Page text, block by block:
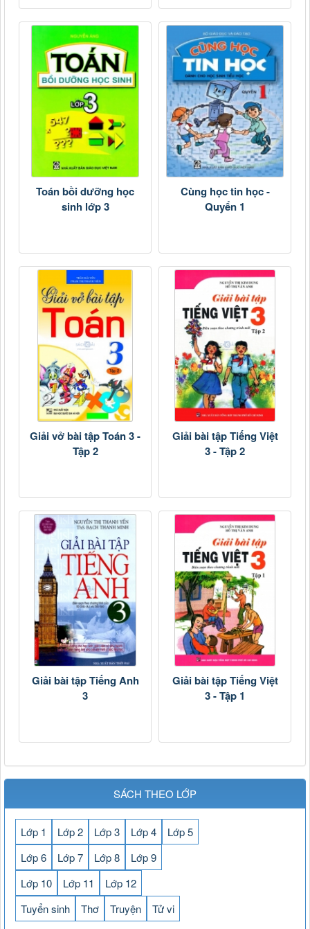
Toán bồi dưỡng học
sinh lớp 3
Cùng học tin học -
Quyển 1
Giải vở bài tập Toán 3 -
Tập 2
Giải bài tập Tiếng Việt
3 - Tập 2
Giải bài tập Tiếng Anh
3
Giải bài tập Tiếng Việt
3 - Tập 1
SÁCH THEO LỚP
Lớp 1 Lớp 2 Lớp 3 Lớp 4
Lớp 5
Lớp 6
Lớp 7 Lớp 8
Lớp 9
Lớp 10
Lớp 11
Lớp 12
Tuyển sinh
Thơ Truyện Tử vi